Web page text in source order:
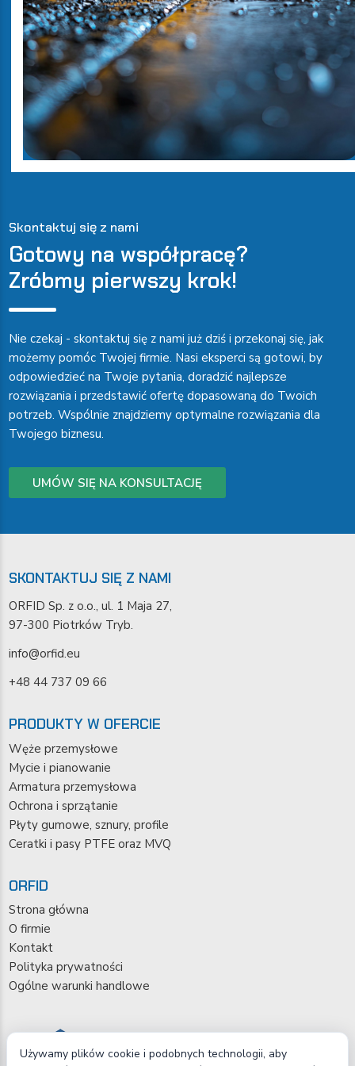
Skontaktuj się z nami
Gotowy na współpracę?
Zróbmy pierwszy krok!
Nie czekaj - skontaktuj się z nami już dziś i przekonaj się, jak
możemy pomóc Twojej firmie. Nasi eksperci są gotowi, by
odpowiedzieć na Twoje pytania, doradzić najlepsze
rozwiązania i przedstawić ofertę dopasowaną do Twoich
potrzeb. Wspólnie znajdziemy optymalne rozwiązania dla
Twojego biznesu.
UMÓW SIĘ NA KONSULTACJĘ
SKONTAKTUJ SIĘ Z NAMI
ORFID Sp. z o.o., ul. 1 Maja 27,
97-300 Piotrków Tryb.
info@orfid.eu
+48 44 737 09 66
PRODUKTY W OFERCIE
Węże przemysłowe
Mycie i pianowanie
Armatura przemysłowa
Ochrona i sprzątanie
Płyty gumowe, sznury, profile
Ceratki i pasy PTFE oraz MVQ
ORFID
Strona główna
O firmie
Kontakt
Polityka prywatności
Ogólne warunki handlowe
Używamy plików cookie i podobnych technologii, aby